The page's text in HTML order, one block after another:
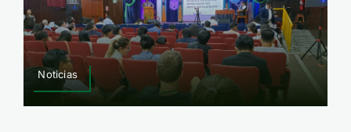
Noticias